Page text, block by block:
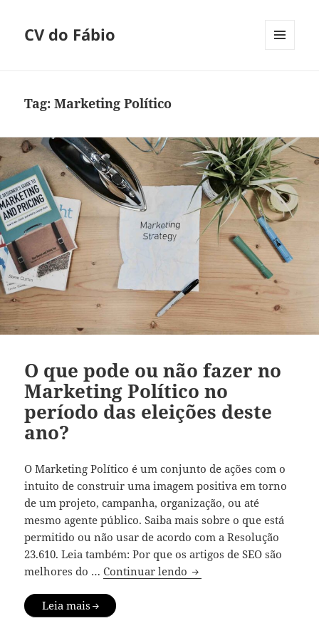
CV do Fábio
Tag:Marketing Político
O que pode ou não fazer no
Marketing Político no
período das eleições deste
ano?
O Marketing Político é um conjunto de ações com o
intuito de construir uma imagem positiva em torno
de um projeto, campanha, organização, ou até
mesmo agente público. Saiba mais sobre o que está
permitido ou não usar de acordo com a Resolução
23.610. Leia também: Por que os artigos de SEO são
melhores do …Continuar lendo O que pode ou não
Leia mais